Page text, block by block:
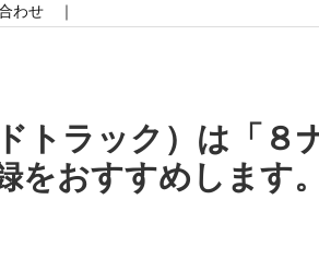
わせ ｜
トラック）は「８
をおすすめします。